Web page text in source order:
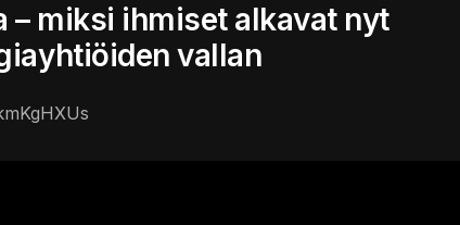
– miksi ihmiset alkavat nyt
vallan